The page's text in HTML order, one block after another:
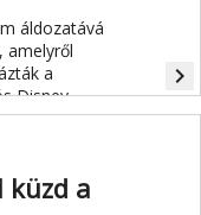
áldozatává
amelyről
a
Disney-
navigate_next
a